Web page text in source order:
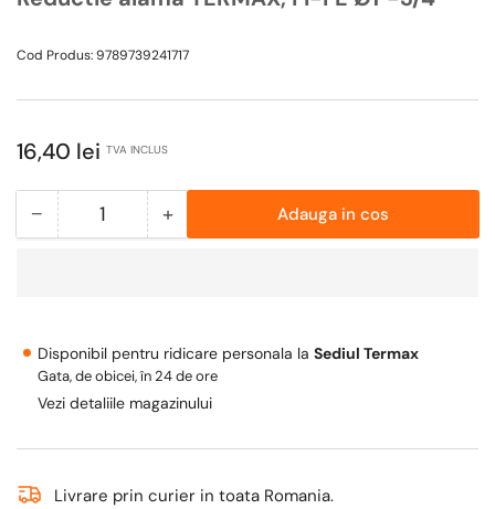
Cod Produs:9789739241717
Pret
16,40 lei TVA INCLUS
− Scade
TERMAX,
FI-
FE
Cantitate +Mareste
TERMAX,
FI-
FE
Adauga in cos
Disponibil pentru ridicare personala la Sediul Termax
Gata, de obicei, în 24 de ore
Vezi detaliile magazinului
Livrare prin curier in toata Romania.